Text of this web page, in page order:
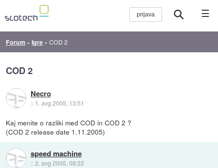
☰
Forum »Igre »COD 2
COD 2
Necro
:: 1. avg 2005, 13:51
Kaj menite o razliki med COD in COD 2 ?
(COD 2 release date 1.11.2005)
speed machine
::2. avg 2005, 08:32